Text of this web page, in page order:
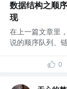
数据结构之顺
现
在上一篇文章里
说的顺序队列、
0